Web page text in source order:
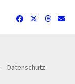
Datenschutz